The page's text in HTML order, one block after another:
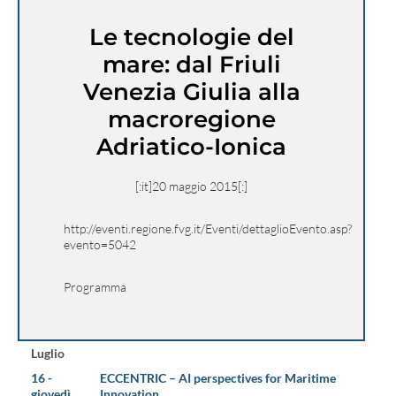
Le tecnologie del
mare: dal Friuli
Venezia Giulia alla
macroregione
Adriatico-Ionica
[:it]20 maggio 2015[:]
http://eventi.regione.fvg.it/Eventi/dettaglioEvento.asp?
evento=5042
Programma
Luglio
16 -
ECCENTRIC – AI perspectives for Maritime